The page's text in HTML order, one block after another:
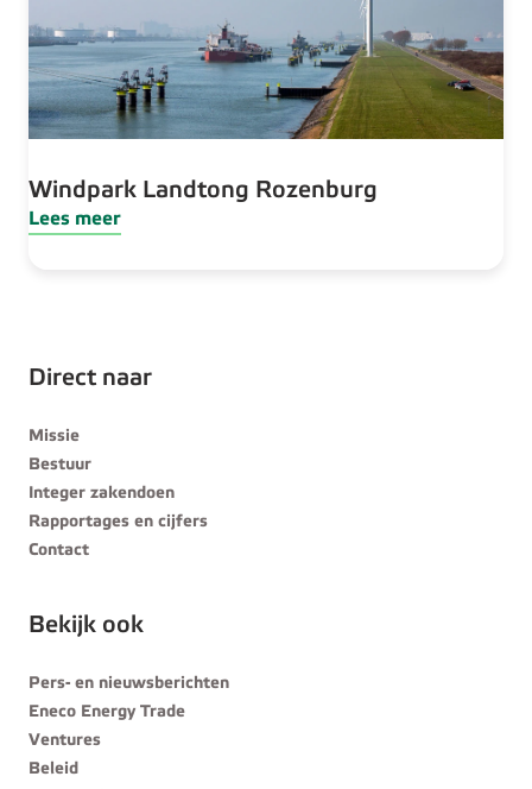
Windpark Landtong Rozenburg
Lees meer
Direct naar
Missie
Bestuur
Integer zakendoen
Rapportages en cijfers
Contact
Bekijk ook
Pers- en nieuwsberichten
Eneco Energy Trade
Ventures
Beleid